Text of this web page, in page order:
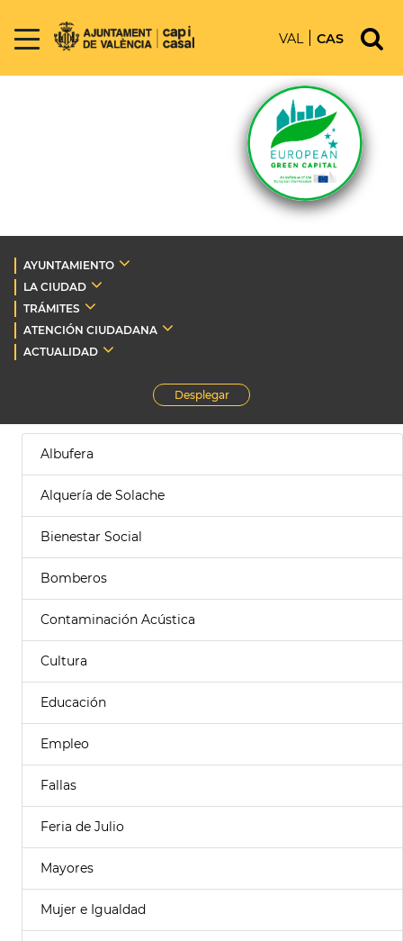
VAL CAS
AYUNTAMIENTO
LA CIUDAD
TRÁMITES
ATENCIÓN CIUDADANA
ACTUALIDAD
Desplegar
Albufera
Alquería de Solache
Bienestar Social
Bomberos
Contaminación Acústica
Cultura
Educación
Empleo
Fallas
Feria de Julio
Mayores
Mujer e Igualdad